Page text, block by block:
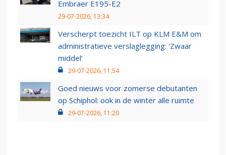
Embraer E195-E2
29-07-2026, 13:34
Verscherpt toezicht ILT op KLM E&M om
administratieve verslaglegging: ‘Zwaar
middel’
29-07-2026, 11:54
Goed nieuws voor zomerse debutanten
op Schiphol: ook in de winter alle ruimte
29-07-2026, 11:20